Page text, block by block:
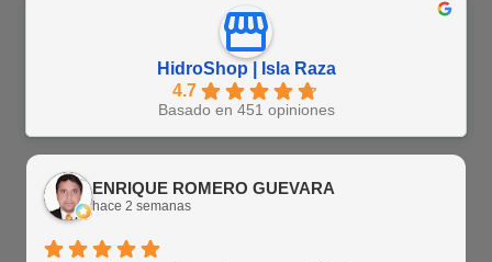
HidroShop | Isla Raza
4.7
Basado en 451 opiniones
ENRIQUE ROMERO GUEVARA
hace 2 semanas